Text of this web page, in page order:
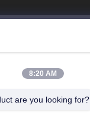
8:20 AM
are you looking for?